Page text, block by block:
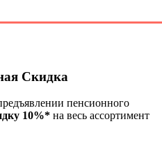
Скидка
пенсионного
10%* на весь ассортимент